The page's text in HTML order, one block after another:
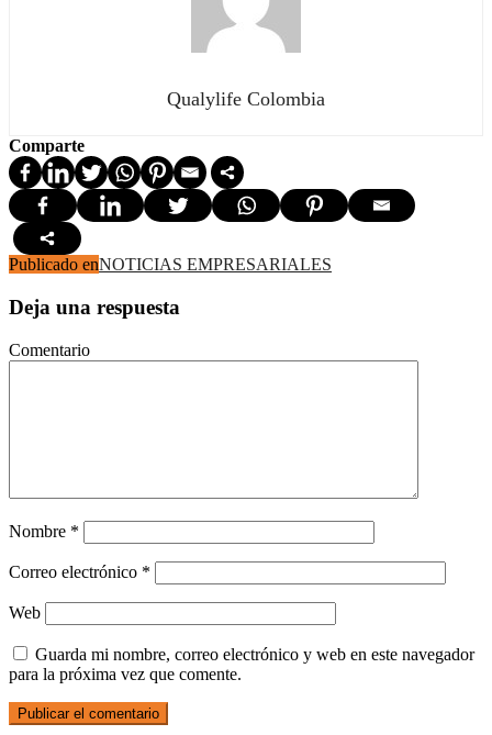
Qualylife Colombia
Comparte
Publicado enNOTICIAS EMPRESARIALES
Deja una respuesta
Comentario
Nombre *
Correo electrónico *
Web
Guarda mi nombre, correo electrónico y web en este navegador
para la próxima vez que comente.